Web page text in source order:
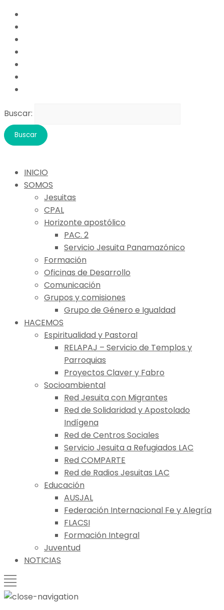
Buscar:
INICIO
SOMOS
Jesuitas
CPAL
Horizonte apostólico
PAC. 2
Servicio Jesuita Panamazónico
Formación
Oficinas de Desarrollo
Comunicación
Grupos y comisiones
Grupo de Género e Igualdad
HACEMOS
Espiritualidad y Pastoral
RELAPAJ – Servicio de Templos y
Parroquias
Proyectos Claver y Fabro
Socioambiental
Red Jesuita con Migrantes
Red de Solidaridad y Apostolado
Indígena
Red de Centros Sociales
Servicio Jesuita a Refugiados LAC
Red COMPARTE
Red de Radios Jesuitas LAC
Educación
AUSJAL
Federación Internacional Fe y Alegría
FLACSI
Formación Integral
Juventud
NOTICIAS